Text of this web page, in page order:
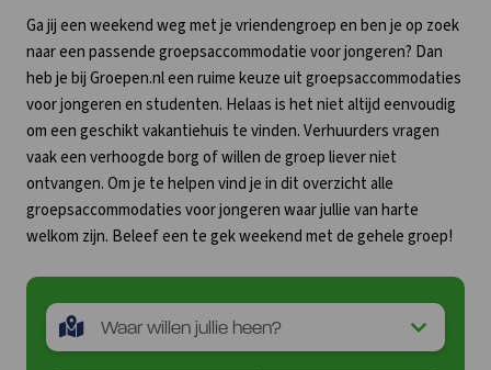
Ga jij een weekend weg met je vriendengroep en ben je op zoek
naar een passende groepsaccommodatie voor jongeren? Dan
heb je bij Groepen.nl een ruime keuze uit groepsaccommodaties
voor jongeren en studenten. Helaas is het niet altijd eenvoudig
om een geschikt vakantiehuis te vinden. Verhuurders vragen
vaak een verhoogde borg of willen de groep liever niet
ontvangen. Om je te helpen vind je in dit overzicht alle
groepsaccommodaties voor jongeren waar jullie van harte
welkom zijn. Beleef een te gek weekend met de gehele groep!